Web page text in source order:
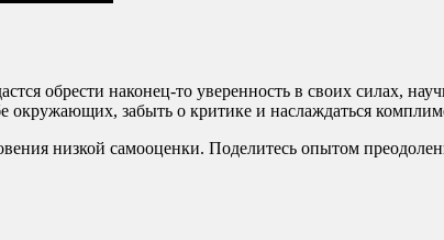
обрести наконец-то уверенность в своих силах,
забыть о критике и наслаждаться
низкой самооценки. Поделитесь опытом